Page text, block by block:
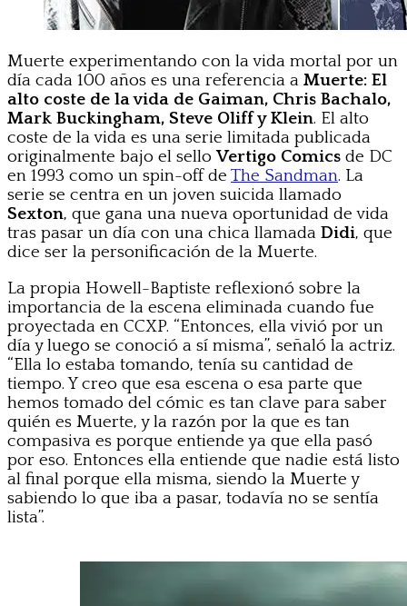
Muerte experimentando con la vida mortal por un
día cada 100 años es una referencia a Muerte: El
alto coste de la vida de Gaiman, Chris Bachalo,
Mark Buckingham, Steve Oliff y Klein. El alto
coste de la vida es una serie limitada publicada
originalmente bajo el selloVertigo Comics de DC
en 1993 como un spin-off de The Sandman. La
serie se centra en un joven suicida llamado
Sexton, que gana una nueva oportunidad de vida
tras pasar un día con una chica llamada Didi, que
dice ser la personificación de la Muerte.
La propia Howell-Baptiste reflexionó sobre la
importancia de la escena eliminada cuando fue
proyectada en CCXP. “Entonces, ella vivió por un
día y luego se conoció a sí misma”, señaló la actriz.
“Ella lo estaba tomando, tenía su cantidad de
tiempo. Y creo que esa escena o esa parte que
hemos tomado del cómic es tan clave para saber
quién es Muerte, y la razón por la que es tan
compasiva es porque entiende ya que ella pasó
por eso. Entonces ella entiende que nadie está listo
al final porque ella misma, siendo la Muerte y
sabiendo lo que iba a pasar, todavía no se sentía
lista”.